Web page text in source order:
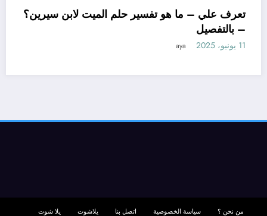
تعرف علي
ما هو تأويل ابن سيرين لتفسير حلم